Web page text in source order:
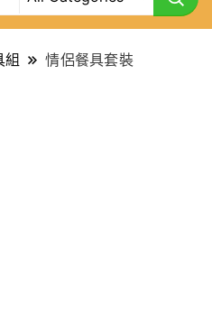
組 情侶餐具套裝